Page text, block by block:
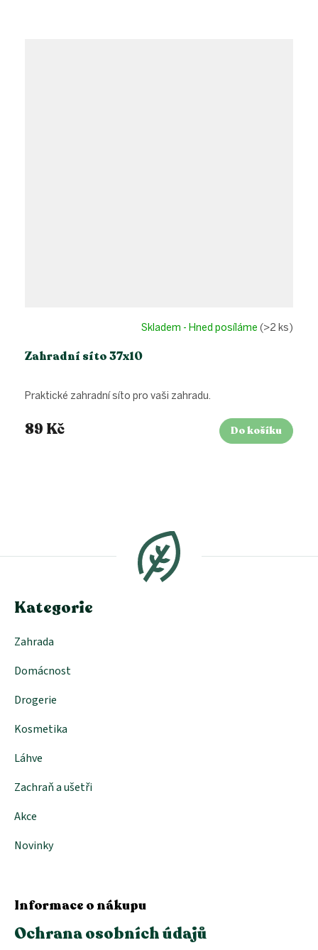
Zahradní síto 37x10
Skladem - Hned posíláme (>2 ks)
89 Kč Do košíku
Praktické zahradní síto pro vaši zahradu.
a
Kategorie
Zahrada
Domácnost
Drogerie
Kosmetika
Láhve
Zachraň a ušetři
Akce
Novinky
Informace o nákupu
Ochrana osobních údajů